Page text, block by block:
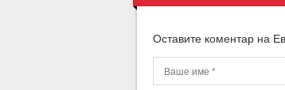
Оставите коментар на